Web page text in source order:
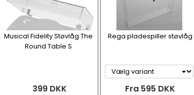
Musical Fidelity Støvlåg The
Round Table S
399 DKK
Rega pladespiller støvlåg
Fra 595 DKK